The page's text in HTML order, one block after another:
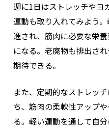
週に1日はストレッチやヨ
運動も取り入れてみよう
進され、筋肉に必要な栄
になる。老廃物も排出さ
期待できる。
また、定期的なストレッ
ち、筋肉の柔軟性アップ
る。軽い運動を通して自